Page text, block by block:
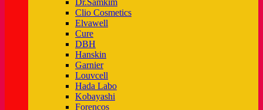
Dr.Samkim
Clio Cosmetics
Elvawell
Cure
DBH
Hanskin
Garnier
Louvcell
Hada Labo
Kobayashi
Forencos